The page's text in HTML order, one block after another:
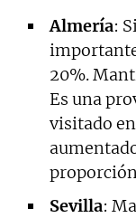
Almería:
20%.
Es una
visitado
Sevilla: